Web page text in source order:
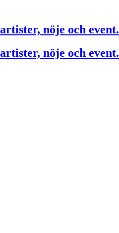
nöje och event.
nöje och event.